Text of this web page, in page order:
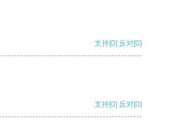
支持[0] 反对[0]
支持[0] 反对[0]